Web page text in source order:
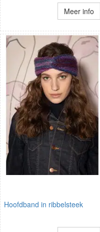
Meer info
Hoofdband in ribbelsteek